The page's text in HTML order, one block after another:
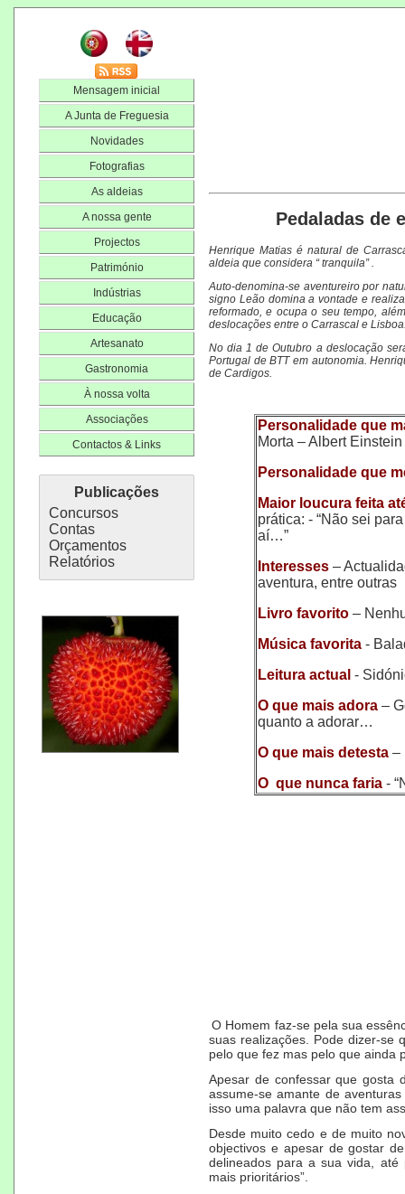
Mensagem inicial
A Junta de Freguesia
Novidades
Fotografias
As aldeias
A nossa gente
Projectos
Património
Indústrias
Educação
Artesanato
Gastronomia
À nossa volta
Associações
Contactos & Links
Publicações
Concursos
Contas
Orçamentos
Relatórios
Pedaladas de
Henrique Matias é natural de
aldeia que considera “ tranquila” .
Auto-denomina-se aventureiro por
signo Leão domina a vontade e
reformado, e ocupa o seu tempo,
deslocações entre o Carrascal e
No dia 1 de Outubro a deslocação
Portugal de BTT em autonomia.
de Cardigos.
Personalidade que
Morta – Albert Einstein
Personalidade que
Maior loucura feita
prática: - “Não sei
aí…”
Interesses–
aventura, entre outras
Livro favorito–
Música favorita-
Leitura actual -
O que mais adora–
quanto a adorar…
O que mais detesta–
O que nunca faria-
O Homem faz-se pela sua
suas realizações. Pode dizer-se
pelo que fez mas pelo que ainda
Apesar de confessar que gosta
assume-se amante de
isso uma palavra que não tem
Desde muito cedo e de muito
objectivos e apesar de gostar
delineados para a sua vida, até
mais prioritários”.